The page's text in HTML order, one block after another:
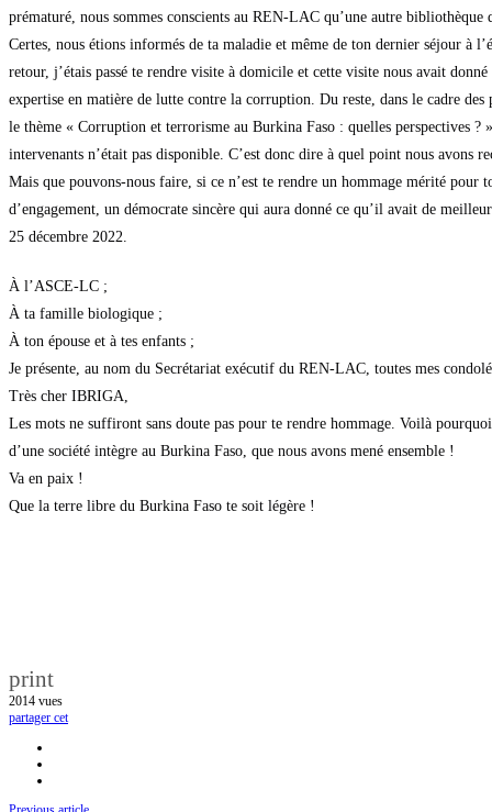
prématuré, nous sommes conscients au REN-LAC qu’une autre
Certes, nous étions informés de ta maladie et même de ton dernier séjour à
retour, j’étais passé te rendre visite à domicile et cette visite nous avait
expertise en matière de lutte contre la corruption. Du reste, dans le cadre
le thème « Corruption et terrorisme au Burkina Faso : quelles perspectives
intervenants n’était pas disponible. C’est donc dire à quel point nous avons
Mais que pouvons-nous faire, si ce n’est te rendre un hommage mérité
d’engagement, un démocrate sincère qui aura donné ce qu’il avait de
25 décembre 2022.
À l’ASCE-LC ;
À ta famille biologique ;
À ton épouse et à tes enfants ;
Je présente, au nom du Secrétariat exécutif du REN-LAC, toutes mes
Très cher IBRIGA,
Les mots ne suffiront sans doute pas pour te rendre hommage. Voilà
d’une société intègre au Burkina Faso, que nous avons mené ensemble !
Va en paix !
Que la terre libre du Burkina Faso te soit légère !
print
2014 vues
partager cet